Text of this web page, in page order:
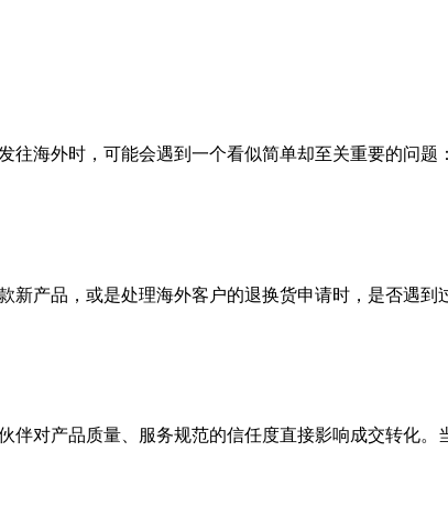
往海外时，可能会遇到一个看似简单却至关重要的问
新产品，或是处理海外客户的退换货申请时，是否遇
伴对产品质量、服务规范的信任度直接影响成交转化